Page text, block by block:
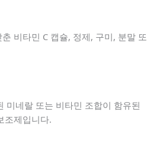
비타민 C 캡슐, 정제, 구미, 분말 또
미네랄 또는 비타민 조합이 함유된
조제입니다.